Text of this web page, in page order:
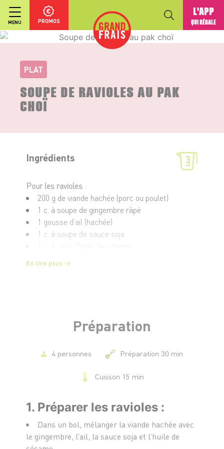
MENU PROMOS
L'APP
QUI RÉGALE
PLAT
SOUPE DE RAVIOLES AU PAK
CHOÏ
Ingrédients
Pour les ravioles :
200 g de viande hachée (porc ou poulet)
1 c. à soupe de gingembre râpé
1 gousse d’ail (hachée)
1 c. à soupe de sauce soja
1 poignée de champignons shiitakés (frais ou
réhydratés si secs)
1 c. à café d’huile de sésame
Coriandre fraîche (pour la garniture)
En lire plus
Préparation
4 personnes Préparation 30 min
Cuisson 15 min
1. Préparer les ravioles :
Dans un bol, mélanger la viande hachée avec
le gingembre, l’ail, la sauce soja et l’huile de